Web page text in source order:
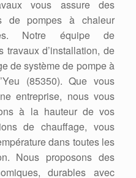
vous assure des
de pompes à chaleur
Notre équipe de
travaux d’installation, de
de système de pompe à
(85350). Que vous
entreprise, nous vous
à la hauteur de vos
de chauffage, vous
dans toutes les
Nous proposons des
durables avec